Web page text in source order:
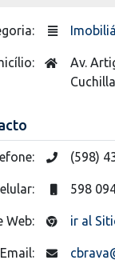
Av.
(598)
598
Web: ir al
Email: